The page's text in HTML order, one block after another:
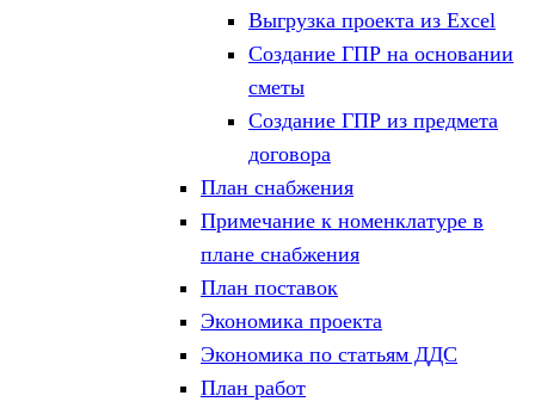
Выгрузка проекта из Excel
Создание ГПР на основании
сметы
Создание ГПР из предмета
договора
План снабжения
Примечание к номенклатуре в
плане снабжения
План поставок
Экономика проекта
Экономика по статьям ДДС
План работ